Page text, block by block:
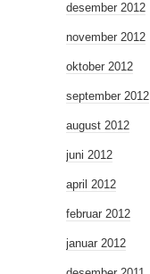
desember 2012
november 2012
oktober 2012
september 2012
august 2012
juni 2012
april 2012
februar 2012
januar 2012